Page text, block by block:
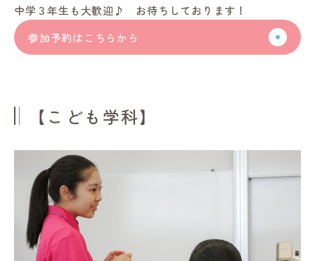
中学３年生も大歓迎♪ お待ちしております！
参加予約はこちらから
【こども学科】